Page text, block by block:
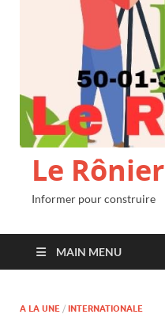
Le Rônier
Informer pour construire
MAIN MENU
A LA UNE / INTERNATIONALE